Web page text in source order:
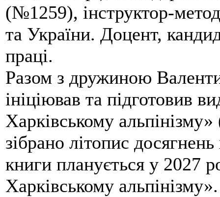
(№1259), інструктор-
та України. Доцент,
праці.
Разом з дружиною
ініціював та підготовив
Харківському
зібрано літопис
книги планується у 2027
Харківському альпінізму».